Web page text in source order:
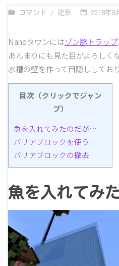
コマンド / 建築 2018年8
Nanoタウンにはゾン豚トラップ
あんまりにも見た目がよろしく
水槽の壁を作って目隠ししており
目次（クリックでジャン
プ）
魚を入れてみたのだが…
バリアブロックを使う
バリアブロックの撤去
魚を入れてみ